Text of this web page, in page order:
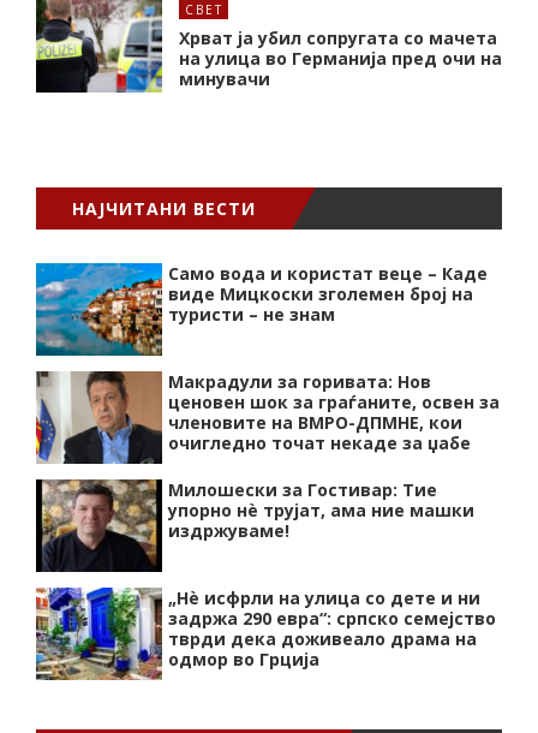
СВЕТ
Хрват ја убил сопругата со мачета
на улица во Германија пред очи на
минувачи
НАЈЧИТАНИ ВЕСТИ
Само вода и користат веце – Каде
виде Мицкоски зголемен број на
туристи – не знам
Макрадули за горивата: Нов
ценовен шок за граѓаните, освен за
членовите на ВМРО-ДПМНЕ, кои
очигледно точат некаде за џабе
Милошески за Гостивар: Тие
упорно нѐ трујат, ама ние машки
издржуваме!
„Нѐ исфрли на улица со дете и ни
задржа 290 евра“: српско семејство
тврди дека доживеало драма на
одмор во Грција